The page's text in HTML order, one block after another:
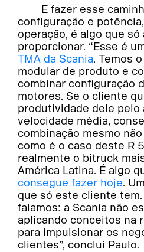
E fazer esse
configuração e
operação, é algo que só
proporcionar. “Esse é
TMA da Scania. Temos
modular de produto e
combinar configuração
motores. Se o cliente
produtividade dele pelo
velocidade média,
combinação mesmo
como é o caso deste R
realmente o bitruck
América Latina. É algo
consegue fazer hoje.
que só este cliente
falamos: a Scania não
aplicando conceitos na
para impulsionar os
clientes”, conclui Paulo.